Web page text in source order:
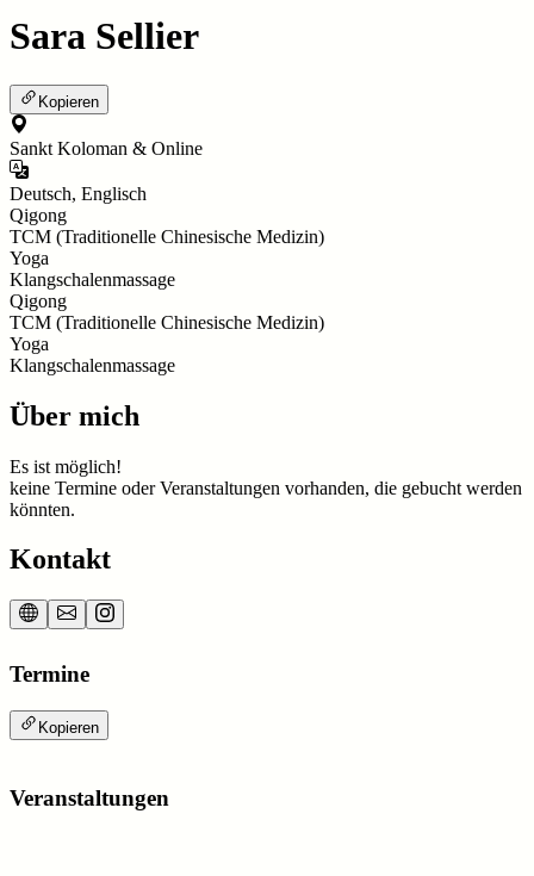
Sara Sellier
Kopieren
Sankt Koloman & Online
Deutsch, Englisch
Qigong
TCM (Traditionelle Chinesische Medizin)
Yoga
Klangschalenmassage
Qigong
TCM (Traditionelle Chinesische Medizin)
Yoga
Klangschalenmassage
Über mich
Es ist möglich!
keine Termine oder Veranstaltungen vorhanden, die gebucht werden
könnten.
Kontakt
Termine
Kopieren
Veranstaltungen